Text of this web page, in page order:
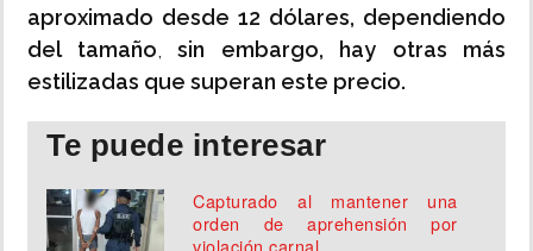
aproximado desde 12 dólares, dependiendo
del tamaño, sin embargo, hay otras más
estilizadas que superan este precio.
Te puede interesar
Capturado al mantener una
orden de aprehensión por
violación carnal